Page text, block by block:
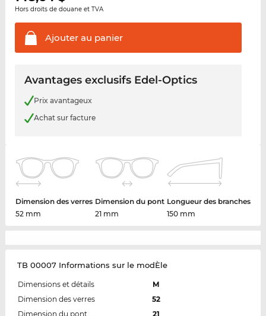
Hors droits de douane et TVA
Ajouter au panier
Avantages exclusifs Edel-Optics
Prix avantageux
Achat sur facture
Dimension des verres
52 mm
Dimension du pont
21 mm
Longueur des branches
150 mm
TB 00007 Informations sur le modÈle
Dimensions et détails
M
Dimension des verres
52
Dimension du pont
21